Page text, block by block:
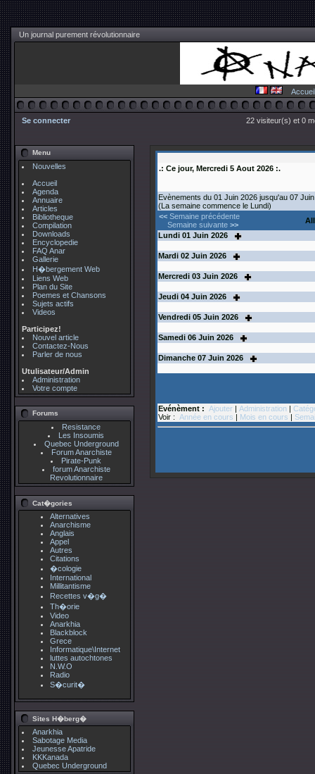
Un journal purement révolutionnaire
Accueil
Se connecter 22 visiteur(s) et 0
Menu
Nouvelles
Accueil
Agenda
Annuaire
Articles
Bibliotheque
Compilation
Downloads
Encyclopedie
FAQ Anar
Gallerie
H�bergement Web
Liens Web
Plan du Site
Poemes et Chansons
Sujets actifs
Videos
Participez!
Nouvel article
Contactez-Nous
Parler de nous
Utulisateur/Admin
Administration
Votre compte
Forums
Resistance
Les Insoumis
Quebec Underground
Forum Anarchiste
Pirate-Punk
forum Anarchiste
Revolutionnaire
Cat�gories
Alternatives
Anarchisme
Anglais
Appel
Autres
Citations
�cologie
International
Millitantisme
Recettes v�g�
Th�orie
Video
Anarkhia
Blackblock
Grece
Informatique\Internet
luttes autochtones
N.W.O
Radio
S�curit�
Sites H�berg�
Anarkhia
Sabotage Media
Jeunesse Apatride
KKKanada
Quebec Underground
.: Ce jour, Mercredi 5 Aout 2026 :.
Evènements du 01 Juin 2026 jusqu'au 07
(La semaine commence le Lundi)
<< Semaine précédente
Semaine suivante >>
Lundi 01 Juin 2026
Mardi 02 Juin 2026
Mercredi 03 Juin 2026
Jeudi 04 Juin 2026
Vendredi 05 Juin 2026
Samedi 06 Juin 2026
Dimanche 07 Juin 2026
Evénèment : Ajouter | Administration |
Voir : Année en cours | Mois en cours |